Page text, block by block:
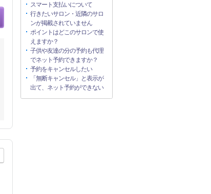
スマート支払いについて
行きたいサロン・近隣のサロ
ンが掲載されていません
ポイントはどこのサロンで使
えますか？
子供や友達の分の予約も代理
でネット予約できますか？
予約をキャンセルしたい
「無断キャンセル」と表示が
出て、ネット予約ができない